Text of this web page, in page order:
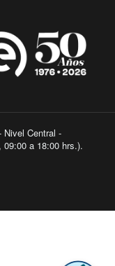
Nivel Central -
09:00 a 18:00 hrs.).